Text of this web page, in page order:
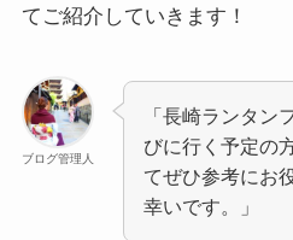
てご紹介していきます！
ブログ管理人
「長崎ランタン
びに行く予定の
てぜひ参考にお
幸いです。」